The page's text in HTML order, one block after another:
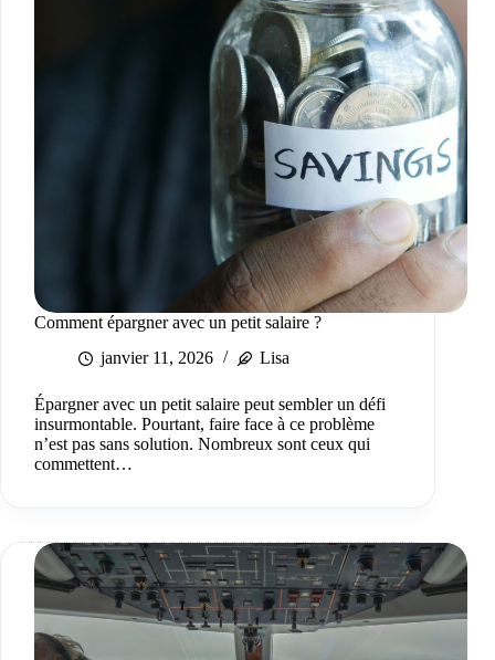
Comment épargner avec un petit salaire ?
janvier 11, 2026
Lisa
Épargner avec un petit salaire peut sembler un défi
insurmontable. Pourtant, faire face à ce problème
n’est pas sans solution. Nombreux sont ceux qui
commettent…